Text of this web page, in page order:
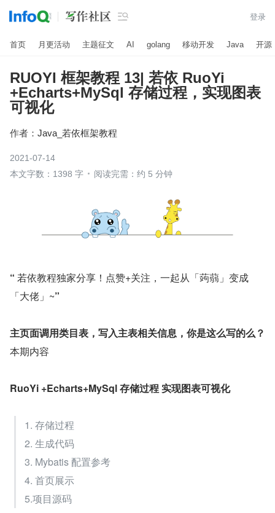
 登录
首页 月更活动 主题征文 AI golang 移动开发 Java 开源
RUOYI 框架教程 13| 若依 RuoYi
+Echarts+MySql 存储过程，实现图表
可视化
作者： Java_若依框架教程
2021-07-14
本文字数：1398 字
阅读完需：约 5 分钟
“ 若依教程独家分享！点赞+关注，一起从「蒟蒻」变成
「大佬」~”
主页面调用类目表，写入主表相关信息，你是这么写的么？
本期内容
RuoYi +Echarts+MySql 存储过程 实现图表可视化
1. 存储过程
2. 生成代码
3. Mybatis 配置参考
4. 首页展示
5.项目源码